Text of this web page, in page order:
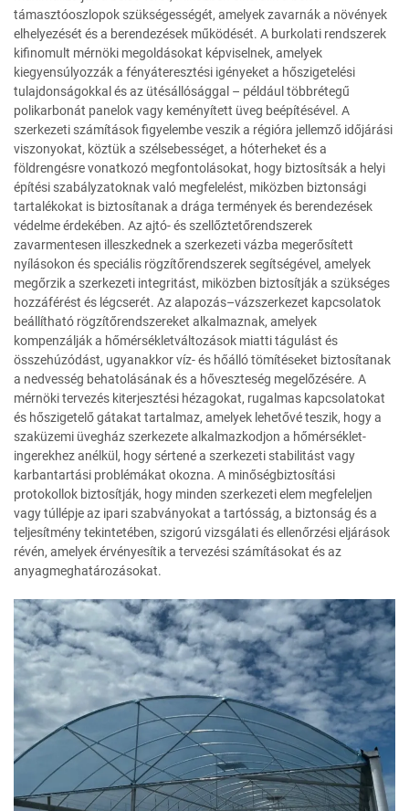
támasztóoszlopok szükségességét, amelyek zavarnák a növények
elhelyezését és a berendezések működését. A burkolati rendszerek
kifinomult mérnöki megoldásokat képviselnek, amelyek
kiegyensúlyozzák a fényáteresztési igényeket a hőszigetelési
tulajdonságokkal és az ütésállósággal – például többrétegű
polikarbonát panelok vagy keményített üveg beépítésével. A
szerkezeti számítások figyelembe veszik a régióra jellemző időjárási
viszonyokat, köztük a szélsebességet, a hóterheket és a
földrengésre vonatkozó megfontolásokat, hogy biztosítsák a helyi
építési szabályzatoknak való megfelelést, miközben biztonsági
tartalékokat is biztosítanak a drága termények és berendezések
védelme érdekében. Az ajtó- és szellőztetőrendszerek
zavarmentesen illeszkednek a szerkezeti vázba megerősített
nyílásokon és speciális rögzítőrendszerek segítségével, amelyek
megőrzik a szerkezeti integritást, miközben biztosítják a szükséges
hozzáférést és légcserét. Az alapozás–vázszerkezet kapcsolatok
beállítható rögzítőrendszereket alkalmaznak, amelyek
kompenzálják a hőmérsékletváltozások miatti tágulást és
összehúzódást, ugyanakkor víz- és hőálló tömítéseket biztosítanak
a nedvesség behatolásának és a hőveszteség megelőzésére. A
mérnöki tervezés kiterjesztési hézagokat, rugalmas kapcsolatokat
és hőszigetelő gátakat tartalmaz, amelyek lehetővé teszik, hogy a
szaküzemi üvegház szerkezete alkalmazkodjon a hőmérséklet-
ingerekhez anélkül, hogy sértené a szerkezeti stabilitást vagy
karbantartási problémákat okozna. A minőségbiztosítási
protokollok biztosítják, hogy minden szerkezeti elem megfeleljen
vagy túllépje az ipari szabványokat a tartósság, a biztonság és a
teljesítmény tekintetében, szigorú vizsgálati és ellenőrzési eljárások
révén, amelyek érvényesítik a tervezési számításokat és az
anyagmeghatározásokat.